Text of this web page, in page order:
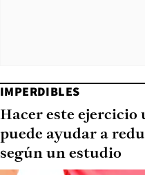
IMPERDIBLES
Hacer este ejercicio
puede ayudar a
según un estudio